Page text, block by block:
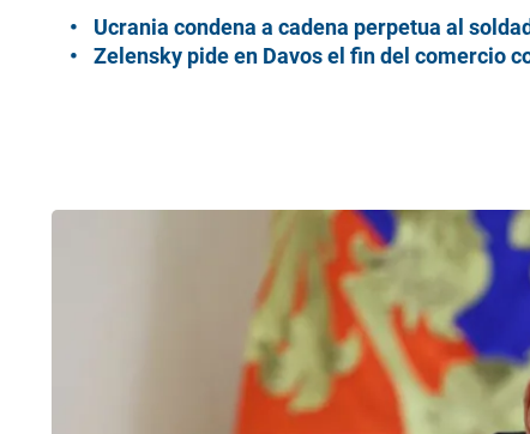
Ucrania condena a cadena perpetua al
Zelensky pide en Davos el fin del comercio